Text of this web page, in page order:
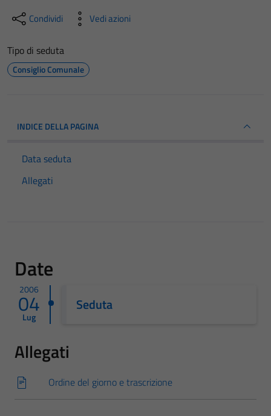
Condividi Vedi azioni
Tipo di seduta
Consiglio Comunale
INDICE DELLA PAGINA
Data seduta
Allegati
Date
2006
04
Lug
Seduta
Allegati
Ordine del giorno e trascrizione